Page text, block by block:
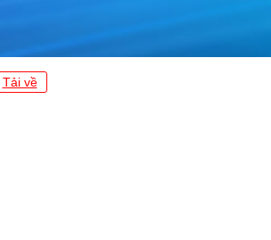
Tải về